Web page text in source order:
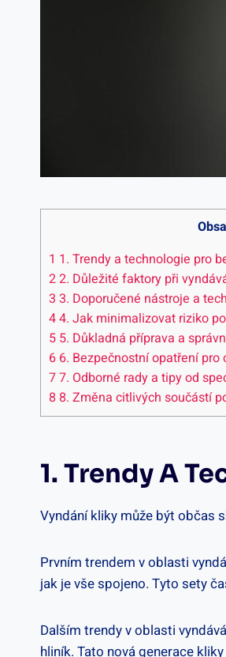
1 1. Trendy a technologie pro
22. Důležité faktory při
3 3. Doporučené nástroje a
44. Jak minimalizovat riziko
5 5. Důkladná příprava a
6 6. Bezpečnostní⁢ opatření
77.⁢ Odborné rady a⁤ tipy od⁢
8 8. Změna ​citlivých součástí‍
1. Trendy A
Vyndání kliky může ‌být⁣ občas
Prvním trendem v oblasti​
jak je vše spojeno. Tyto sety
Dalším trendy v oblasti
hliník. Tato nová generace‍